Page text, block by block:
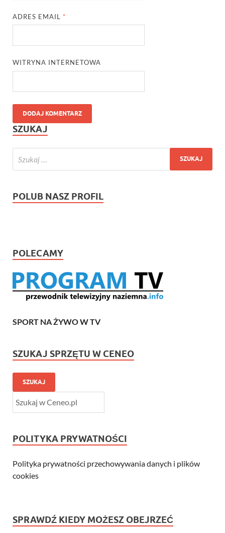
ADRES EMAIL *
WITRYNA INTERNETOWA
SZUKAJ
POLUB NASZ PROFIL
POLECAMY
SPORT NA ŻYWO W TV
SZUKAJ SPRZĘTU W CENEO
SZUKAJ
POLITYKA PRYWATNOŚCI
Polityka prywatności przechowywania danych i plików
cookies
SPRAWDŹ KIEDY MOŻESZ OBEJRZEĆ